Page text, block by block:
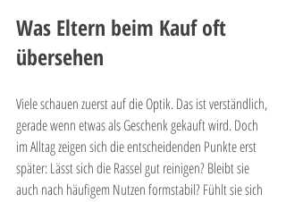
Was Eltern beim Kauf oft
übersehen
Viele schauen zuerst auf die Optik. Das ist verständlich,
gerade wenn etwas als Geschenk gekauft wird. Doch
im Alltag zeigen sich die entscheidenden Punkte erst
später: Lässt sich die Rassel gut reinigen? Bleibt sie
auch nach häufigem Nutzen formstabil? Fühlt sie sich